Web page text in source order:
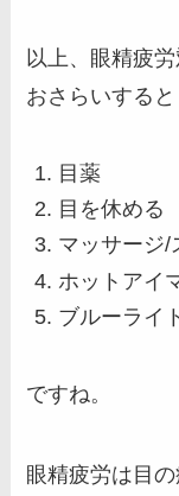
以上、眼精疲
おさらいすると
目薬
目を休める
マッサージ/
ホットアイ
ブルーライ
ですね。
眼精疲労は目